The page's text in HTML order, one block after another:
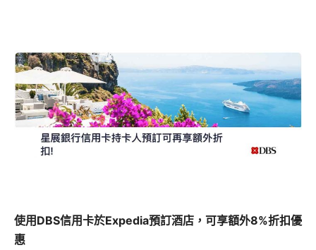
使用DBS信用卡於Expedia預訂酒店，可享額外8%折扣優
惠